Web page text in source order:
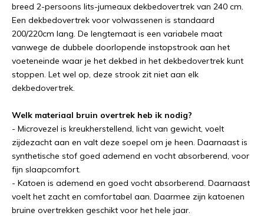
breed 2-persoons lits-jumeaux dekbedovertrek van 240 cm.
Een dekbedovertrek voor volwassenen is standaard
200/220cm lang. De lengtemaat is een variabele maat
vanwege de dubbele doorlopende instopstrook aan het
voeteneinde waar je het dekbed in het dekbedovertrek kunt
stoppen. Let wel op, deze strook zit niet aan elk
dekbedovertrek.
Welk materiaal bruin overtrek heb ik nodig?
- Microvezel is kreukherstellend, licht van gewicht, voelt
zijdezacht aan en valt deze soepel om je heen. Daarnaast is
synthetische stof goed ademend en vocht absorberend, voor
fijn slaapcomfort.
- Katoen is ademend en goed vocht absorberend. Daarnaast
voelt het zacht en comfortabel aan. Daarmee zijn katoenen
bruine overtrekken geschikt voor het hele jaar.